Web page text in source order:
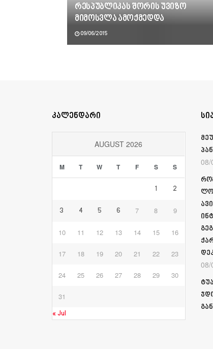
რესპუბლიკას შორის უვიზო
მიმოსვლა ამოქმედდა
09/06/2015
კალენდარი
AUGUST 2026
M T W T F S S
1 2
3 4 5 6 7 8 9
10 11 12 13 14 15 16
17 18 19 20 21 22 23
24 25 26 27 28 29 30
31
« Jul
08/
08/